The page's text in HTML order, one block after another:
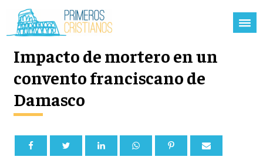
Impacto de mortero en un
convento franciscano de
Damasco